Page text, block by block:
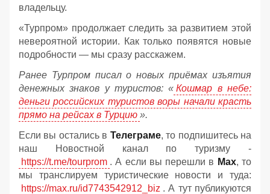
владельцу.
«Турпром» продолжает следить за развитием этой
невероятной истории. Как только появятся новые
подробности — мы сразу расскажем.
Ранее Турпром писал о новых приёмах изъятия
денежных знаков у туристов: « Кошмар в небе:
деньги российских туристов воры начали красть
прямо на рейсах в Турцию ».
Если вы остались в Телеграме, то подпишитесь на
наш Новостной канал по туризму -
https://t.me/tourprom . А если вы перешли в Мах, то
мы транслируем туристические новости и туда:
https://max.ru/id7743542912_biz . А тут публикуются